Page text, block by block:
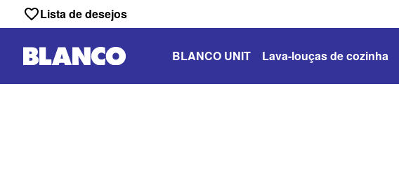
Lista de desejos
BLANCO UNIT Lava-louças de cozinha